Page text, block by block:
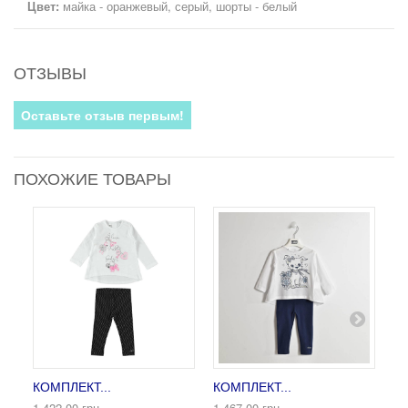
Цвет: майка - оранжевый, серый, шорты - белый
ОТЗЫВЫ
Оставьте отзыв первым!
ПОХОЖИЕ ТОВАРЫ
КОМПЛЕКТ... КОМПЛЕКТ...